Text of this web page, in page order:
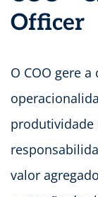
Officer
O COO gere
produtividade
valor